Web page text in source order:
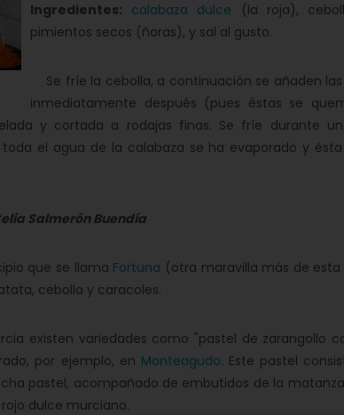
Ingredientes: calabaza dulce (la roja),
pimientos secos (ñoras), y sal al gusto.
Se fríe la cebolla, a continuación se añaden
inmediatamente después (pues éstas se
y cortada a rodajas finas. Se fríe durante
el agua de la calabaza se ha evaporado y
Salmerón Buendía
que se llama Fortuna (otra maravilla más de esta
cebolla y caracoles.
existen variedades como "pastel de zarangollo
por ejemplo, en Monteagudo. Este pastel
pastel, acompañado de embutidos de la
dulce murciano.